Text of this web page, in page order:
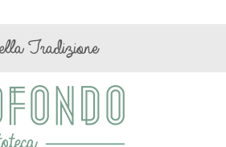
Tradizione